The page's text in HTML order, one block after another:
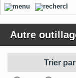
Autre
Trier par